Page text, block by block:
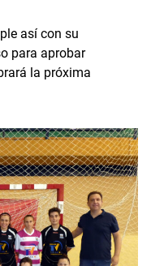
así con su
para aprobar
la próxima